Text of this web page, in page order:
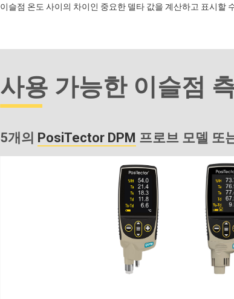
이슬점 온도 사이의 차이인 중요한 델타 값을 계산하고 표시할
사용 가능한 이슬점
5개의 PosiTector DPM 프로브 모델 또